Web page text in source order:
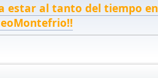
estar al tanto del tiempo